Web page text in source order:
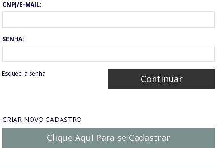
CNPJ/E-MAIL:
SENHA:
Esqueci a senha
CRIAR NOVO CADASTRO
Clique Aqui Para se Cadastrar